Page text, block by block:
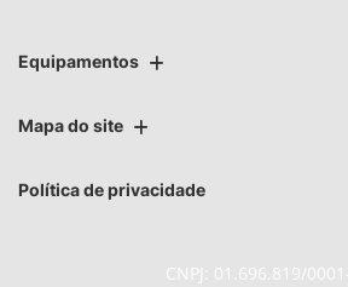
Equipamentos
Mapa do site
Política de privacidade
CNPJ: 01.696.819/